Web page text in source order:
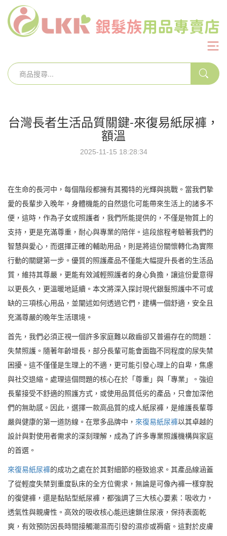
台灣長者生活品質關鍵-來復易紙尿褲，
額溫
2025-11-15 18:28:34
在生命的長河中，每個階段都擁有其獨特的光輝與挑戰。當我們摯
愛的長輩步入晚年，身體機能的自然退化可能帶來生活上的諸多不
便，這時，作為子女或照護者，我們所能提供的，不僅是物質上的
支持，更是充滿尊重，耐心與專業的陪伴。這段旅程考驗著我們的
智慧與愛心，而選擇正確的輔助用品，則是將這份關懷轉化為實際
行動的關鍵第一步。優質的照護產品不僅能大幅提升長者的生活品
質，維持其尊嚴，更能有效減輕照護者的身心負擔，讓這份愛意得
以更長久，更溫暖地延續。本文將深入探討現代銀髮照護中不可或
缺的三項核心用品，並闡述如何透過它們，建構一個舒適，安全且
充滿尊嚴的晚年生活環境。
首先，我們必須正視一個許多家庭難以啟齒卻又普遍存在的問題：
失禁照護。隨著年齡增長，部分長輩可能會面臨不同程度的尿失禁
困擾。這不僅僅是生理上的不適，更可能引發心理上的自卑，焦慮
與社交退縮。處理這個問題的核心在於「尊重」與「專業」。強迫
長輩接受不舒適的照護方式，或使用品質低劣的產品，只會加深他
們的無助感。因此，選擇一款高品質的成人紙尿褲，是維護長輩尊
嚴與健康的第一道防線。在眾多品牌中， 來復易紙尿褲以其卓越的
設計與對使用者需求的深刻理解，成為了許多專業照護機構與家庭
的首選。
來復易紙尿褲的成功之處在於其對細節的極致追求。其產品線涵蓋
了從輕度失禁到重度臥床的全方位需求，無論是可像內褲一樣穿脫
的復健褲，還是黏貼型紙尿褲，都強調了三大核心要素：吸收力，
透氣性與親膚性。高效的吸收核心能迅速鎖住尿液，保持表面乾
爽，有效預防因長時間接觸潮濕而引發的濕疹或褥瘡。這對於皮膚